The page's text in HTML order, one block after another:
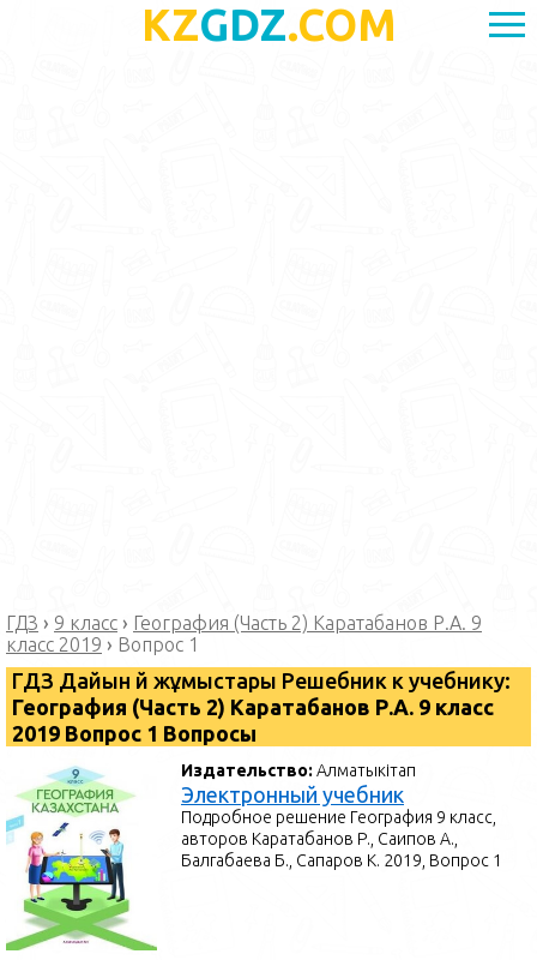
KZGDZ.COM
ГДЗ › 9 класс › География (Часть 2) Каратабанов Р.А. 9
класс 2019 › Вопрос 1
ГДЗ Дайын үй жұмыстары Решебник к учебнику:
География (Часть 2) Каратабанов Р.А. 9 класс
2019 Вопрос 1 Вопросы
Издательство:Алматыкітап
Электронный учебник
Подробное решение География 9 класс,
авторов Каратабанов Р., Саипов А.,
Балгабаева Б., Сапаров К. 2019, Вопрос 1